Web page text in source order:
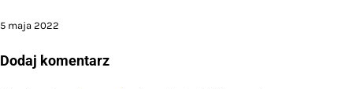
5 maja 2022
Dodaj komentarz